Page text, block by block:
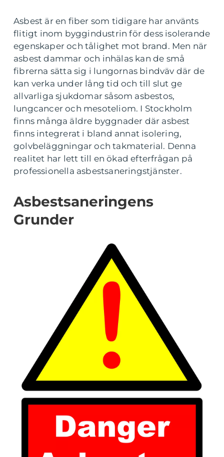
Asbest är en fiber som tidigare har använts
flitigt inom byggindustrin för dess isolerande
egenskaper och tålighet mot brand. Men när
asbest dammar och inhälas kan de små
fibrerna sätta sig i lungornas bindväv där de
kan verka under lång tid och till slut ge
allvarliga sjukdomar såsom asbestos,
lungcancer och mesoteliom. I Stockholm
finns många äldre byggnader där asbest
finns integrerat i bland annat isolering,
golvbeläggningar och takmaterial. Denna
realitet har lett till en ökad efterfrågan på
professionella asbestsaneringstjänster.
Asbestsaneringens
Grunder